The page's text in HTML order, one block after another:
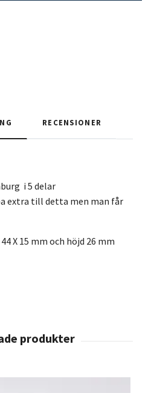
RECENSIONER
i 5 delar
extra till detta men man får
X 15 mm och höjd 26 mm